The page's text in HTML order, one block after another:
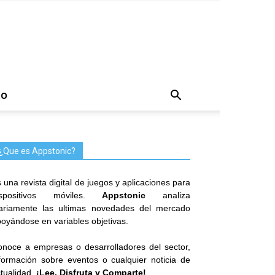
¿Que es Appstonic?
una revista digital de juegos y aplicaciones para
móviles.Appstonic analiza
las ultimas novedades del mercado
en variables objetivas.
a empresas o desarrolladores del sector,
sobre eventos o cualquier noticia de
¡Lee, Disfruta y Comparte!